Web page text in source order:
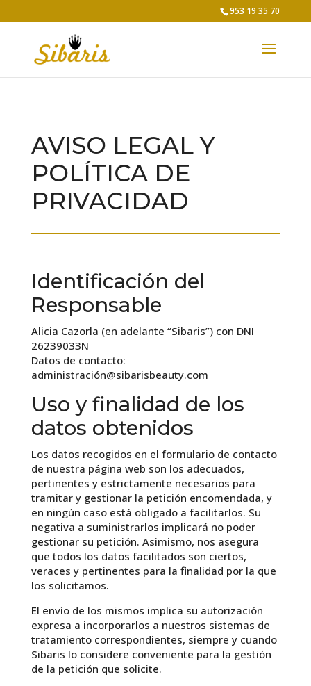
953 19 35 70
AVISO LEGAL Y
POLÍTICA DE
PRIVACIDAD
Identificación del
Responsable
Alicia Cazorla (en adelante “Sibaris”) con DNI
26239033N
Datos de contacto:
administración@sibarisbeauty.com
Uso y finalidad de los
datos obtenidos
Los datos recogidos en el formulario de contacto
de nuestra página web son los adecuados,
pertinentes y estrictamente necesarios para
tramitar y gestionar la petición encomendada, y
en ningún caso está obligado a facilitarlos. Su
negativa a suministrarlos implicará no poder
gestionar su petición. Asimismo, nos asegura
que todos los datos facilitados son ciertos,
veraces y pertinentes para la finalidad por la que
los solicitamos.
El envío de los mismos implica su autorización
expresa a incorporarlos a nuestros sistemas de
tratamiento correspondientes, siempre y cuando
Sibaris lo considere conveniente para la gestión
de la petición que solicite.